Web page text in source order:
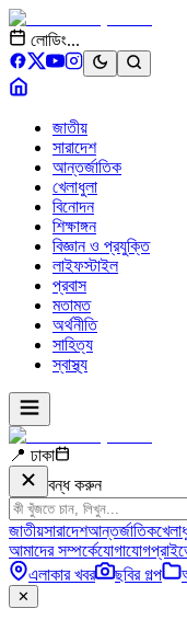
লোডিং...
জাতীয়
সারাদেশ
আন্তর্জাতিক
খেলাধুলা
বিনোদন
শিক্ষাঙ্গন
বিজ্ঞান ও প্রযুক্তি
লাইফস্টাইল
প্রবাস
মতামত
অর্থনীতি
সাহিত্য
স্বাস্থ্য
📍 ঢাকা
বন্ধ করুন
জাতীয়সারাদেশআন্তর্জাতিক
আমাদের সম্পর্কেযোগাযোগ
এলাকার খবর
ছবির গল্প
✕